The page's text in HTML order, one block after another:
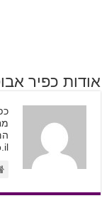
אודות כפיר